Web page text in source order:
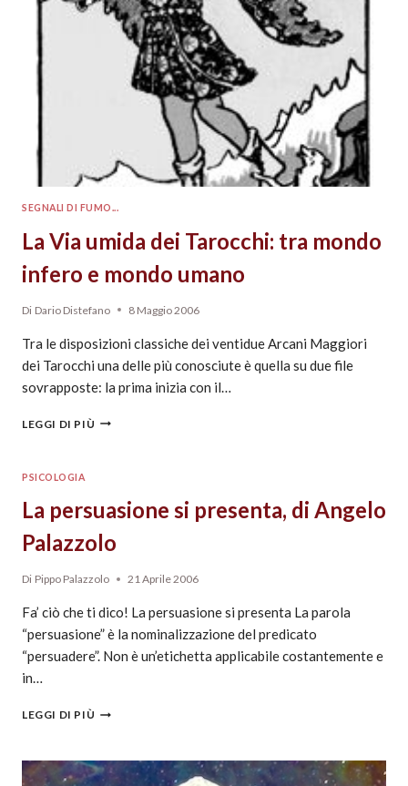
SEGNALI DI FUMO...
La Via umida dei Tarocchi: tra mondo
infero e mondo umano
Di Dario Distefano 8 Maggio 2006
Tra le disposizioni classiche dei ventidue Arcani Maggiori
dei Tarocchi una delle più conosciute è quella su due file
sovrapposte: la prima inizia con il…
LEGGI DI PIÙ
PSICOLOGIA
La persuasione si presenta, di Angelo
Palazzolo
Di Pippo Palazzolo 21 Aprile 2006
Fa’ ciò che ti dico! La persuasione si presenta La parola
“persuasione” è la nominalizzazione del predicato
“persuadere”. Non è un’etichetta applicabile costantemente e
in…
LEGGI DI PIÙ